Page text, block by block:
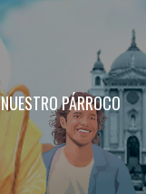
NUESTRO PÁRROCO